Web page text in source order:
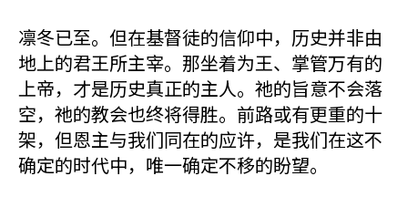
凛冬已至。但在基督徒的信仰中，历史并非由
地上的君王所主宰。那坐着为王、掌管万有的
上帝，才是历史真正的主人。祂的旨意不会落
空，祂的教会也终将得胜。前路或有更重的十
架，但恩主与我们同在的应许，是我们在这不
确定的时代中，唯一确定不移的盼望。